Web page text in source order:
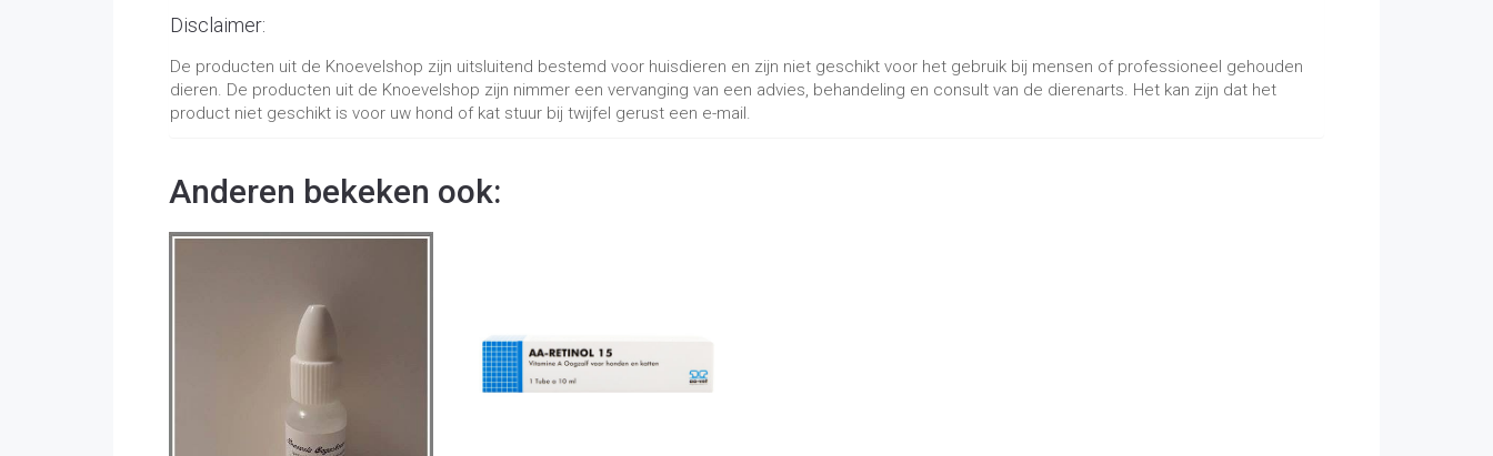
Disclaimer:
De producten uit de Knoevelshop zijn uitsluitend bestemd voor huisdieren en zijn niet geschikt voor het gebruik bij mensen of professioneel gehouden
dieren. De producten uit de Knoevelshop zijn nimmer een vervanging van een advies, behandeling en consult van de dierenarts. Het kan zijn dat het
product niet geschikt is voor uw hond of kat stuur bij twijfel gerust een e-mail.
Anderen bekeken ook: